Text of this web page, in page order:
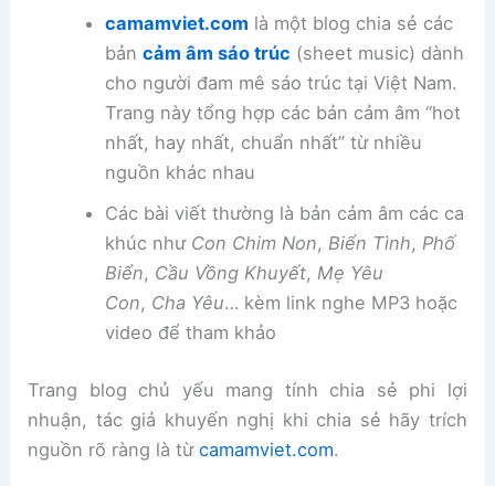
camamviet.com là một blog chia sẻ các
bản cảm âm sáo trúc (sheet music) dành
cho người đam mê sáo trúc tại Việt Nam.
Trang này tổng hợp các bản cảm âm “hot
nhất, hay nhất, chuẩn nhất” từ nhiều
nguồn khác nhau
Các bài viết thường là bản cảm âm các ca
khúc như Con Chim Non, Biển Tình, Phố
Biển, Cầu Vồng Khuyết, Mẹ Yêu
Con, Cha Yêu… kèm link nghe MP3 hoặc
video để tham khảo
Trang blog chủ yếu mang tính chia sẻ phi lợi
nhuận, tác giả khuyến nghị khi chia sẻ hãy trích
nguồn rõ ràng là từcamamviet.com.